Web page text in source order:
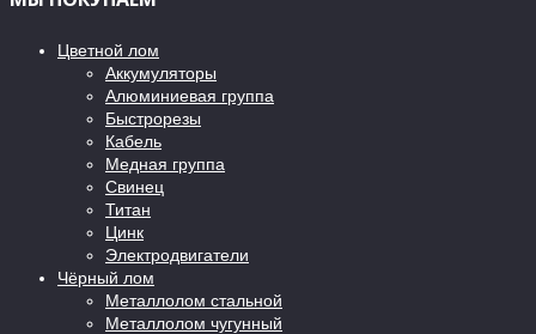
Цветной лом
Аккумуляторы
Алюминиевая группа
Быстрорезы
Кабель
Медная группа
Свинец
Титан
Цинк
Электродвигатели
Чёрный лом
Металлолом стальной
Металлолом чугунный